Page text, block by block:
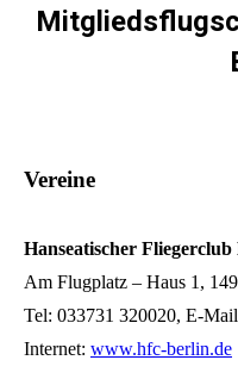
Vereine
Hanseatischer Fliegerclub
Am Flugplatz – Haus 1,
Tel: 033731 320020, E-
Internet: www.hfc-berlin.de